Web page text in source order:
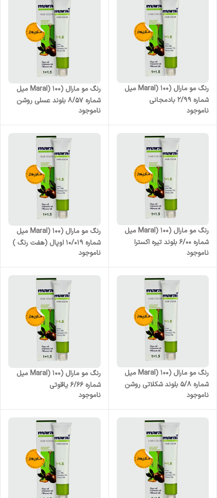
رنگ مو مارال (Maral) 100 میل
شماره 2/99 بادمجانی
ناموجود
رنگ مو مارال (Maral) 100 میل
شماره 8/57 بلوند عسلی روشن
ناموجود
رنگ مو مارال (Maral) 100 میل
شماره 6/00 بلوند تیره اکسترا
ناموجود
رنگ مو مارال (Maral) 100 میل
شماره 10/019 اوپال (هفت رنگ )
ناموجود
رنگ مو مارال (Maral) 100 میل
شماره 5/8 بلوند شکلاتی روشن
ناموجود
رنگ مو مارال (Maral) 100 میل
شماره 6/66 یاقوتی
ناموجود